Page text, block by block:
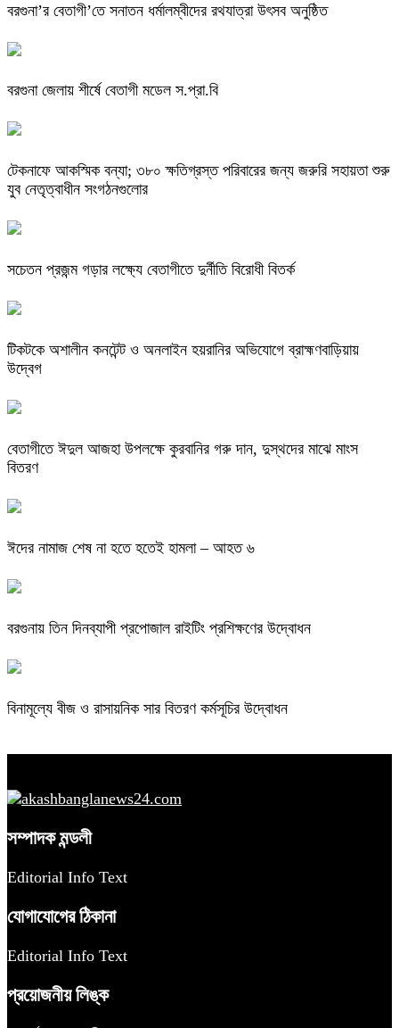
বরগুনা’র বেতাগী’তে সনাতন ধর্মালম্বীদের রথযাত্রা উৎসব অনুষ্ঠিত
বরগুনা জেলায় শীর্ষে বেতাগী মডেল স.প্রা.বি
টেকনাফে আকস্মিক বন্যা; ৩৮০ ক্ষতিগ্রস্ত পরিবারের জন্য জরুরি সহায়তা শুরু
যুব নেতৃত্বাধীন সংগঠনগুলোর
সচেতন প্রজন্ম গড়ার লক্ষ্যে বেতাগীতে দুর্নীতি বিরোধী বিতর্ক
টিকটকে অশালীন কনটেন্ট ও অনলাইন হয়রানির অভিযোগে ব্রাহ্মণবাড়িয়ায়
উদ্বেগ
বেতাগীতে ঈদুল আজহা উপলক্ষে কুরবানির গরু দান, দুস্থদের মাঝে মাংস
বিতরণ
ঈদের নামাজ শেষ না হতে হতেই হামলা – আহত ৬
বরগুনায় তিন দিনব্যাপী প্রপোজাল রাইটিং প্রশিক্ষণের উদ্বোধন
বিনামূল্যে বীজ ও রাসায়নিক সার বিতরণ কর্মসূচির উদ্বোধন
সম্পাদক মন্ডলী
Editorial Info Text
যোগাযোগের ঠিকানা
Editorial Info Text
প্রয়োজনীয় লিঙ্ক